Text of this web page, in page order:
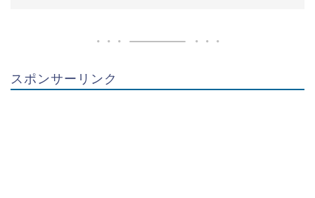
スポンサーリンク